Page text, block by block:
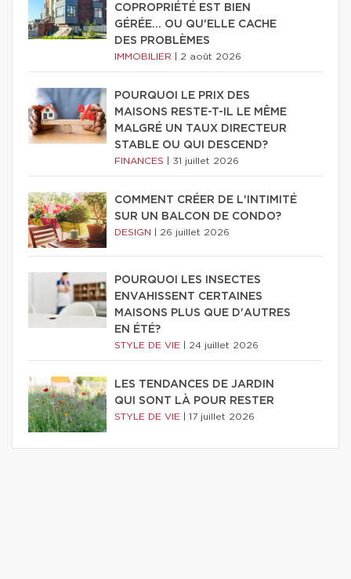
COPROPRIÉTÉ EST BIEN
GÉRÉE… OU QU'ELLE CACHE
DES PROBLÈMES
IMMOBILIER 2 août 2026
POURQUOI LE PRIX DES
MAISONS RESTE-T-IL LE MÊME
MALGRÉ UN TAUX DIRECTEUR
STABLE OU QUI DESCEND?
FINANCES 31 juillet 2026
COMMENT CRÉER DE L'INTIMITÉ
SUR UN BALCON DE CONDO?
DESIGN 26 juillet 2026
POURQUOI LES INSECTES
ENVAHISSENT CERTAINES
MAISONS PLUS QUE D'AUTRES
EN ÉTÉ?
STYLE DE VIE 24 juillet 2026
LES TENDANCES DE JARDIN
QUI SONT LÀ POUR RESTER
STYLE DE VIE 17 juillet 2026